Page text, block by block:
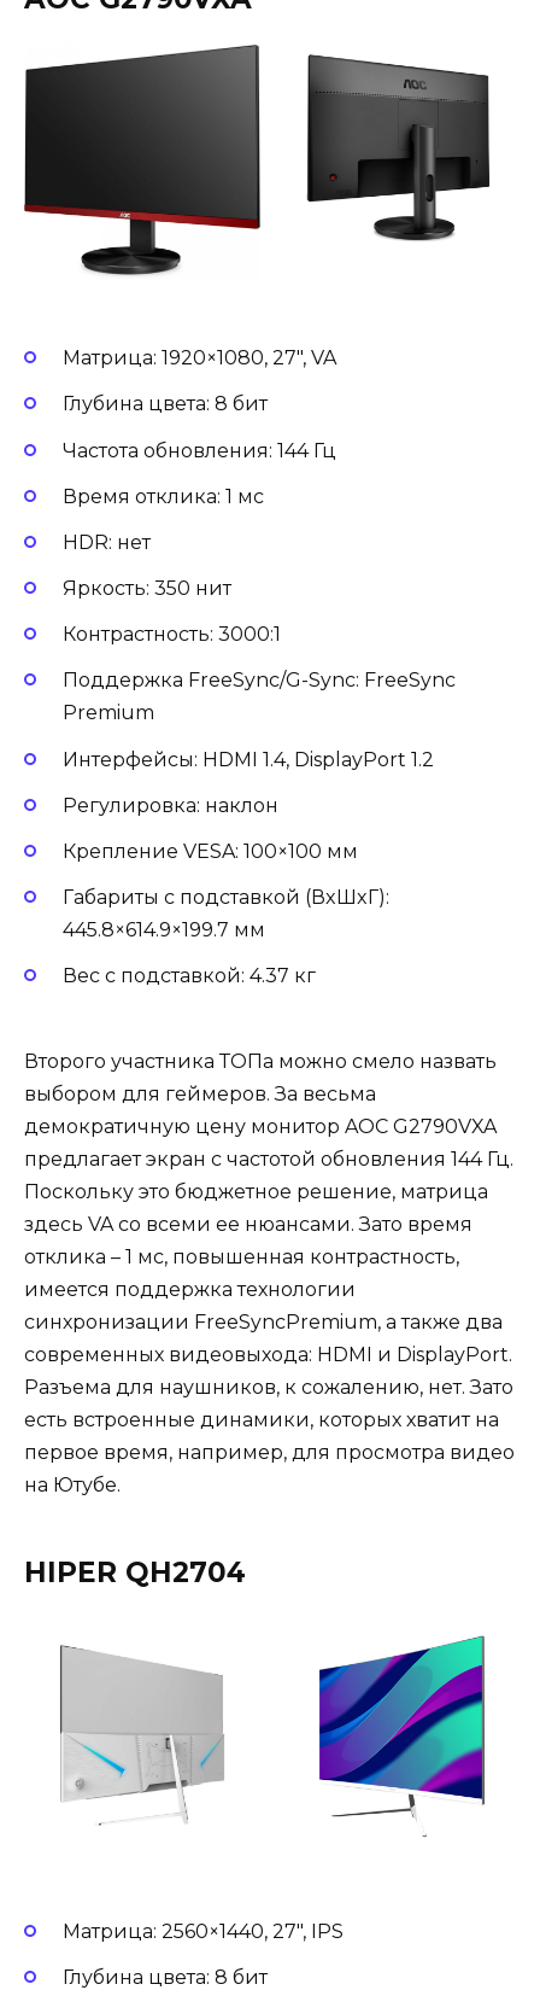
Матрица: 1920×1080, 27″, VA
Глубина цвета: 8 бит
Частота обновления: 144 Гц
Время отклика: 1 мс
HDR: нет
Яркость: 350 нит
Контрастность: 3000:1
Поддержка FreeSync/G-Sync: FreeSync
Premium
Интерфейсы: HDMI 1.4, DisplayPort 1.2
Регулировка: наклон
Крепление VESA: 100×100 мм
Габариты с подставкой (ВxШxГ):
445.8×614.9×199.7 мм
Вес с подставкой: 4.37 кг
Второго участника ТОПа можно смело назвать
выбором для геймеров. За весьма
демократичную цену монитор AOC G2790VXA
предлагает экран с частотой обновления 144 Гц.
Поскольку это бюджетное решение, матрица
здесь VA со всеми ее нюансами. Зато время
отклика – 1 мс, повышенная контрастность,
имеется поддержка технологии
синхронизации FreeSyncPremium, а также два
современных видеовыхода: HDMI и DisplayPort.
Разъема для наушников, к сожалению, нет. Зато
есть встроенные динамики, которых хватит на
первое время, например, для просмотра видео
на Ютубе.
HIPER QH2704
Матрица: 2560×1440, 27″, IPS
Глубина цвета: 8 бит